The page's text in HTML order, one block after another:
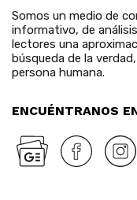
Somos un medio de
informativo, de
lectores una
búsqueda de la
persona humana.
ENCUÉNTRANOS